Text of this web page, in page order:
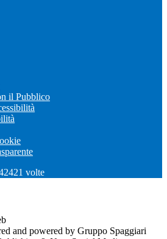
il Pubblico
volte
and powered by Gruppo Spaggiari